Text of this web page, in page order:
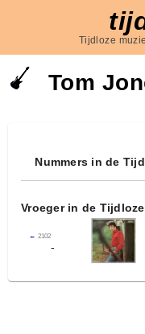
Tijdloze
Tom
Nummers in de
Vroeger in de Tijdloze
← 2102
-